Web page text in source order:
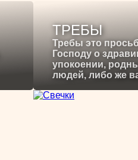
ТРЕБЫ
Требы это
Господу о
упокоении,
людей, либо же